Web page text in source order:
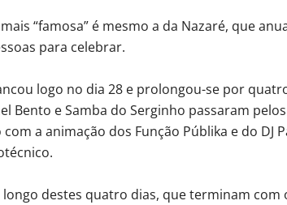
“famosa” é mesmo a da Nazaré, que
para celebrar.
logo no dia 28 e prolongou-se por
Bento e Samba do Serginho passaram
a animação dos Função Públika e do DJ
destes quatro dias, que terminam